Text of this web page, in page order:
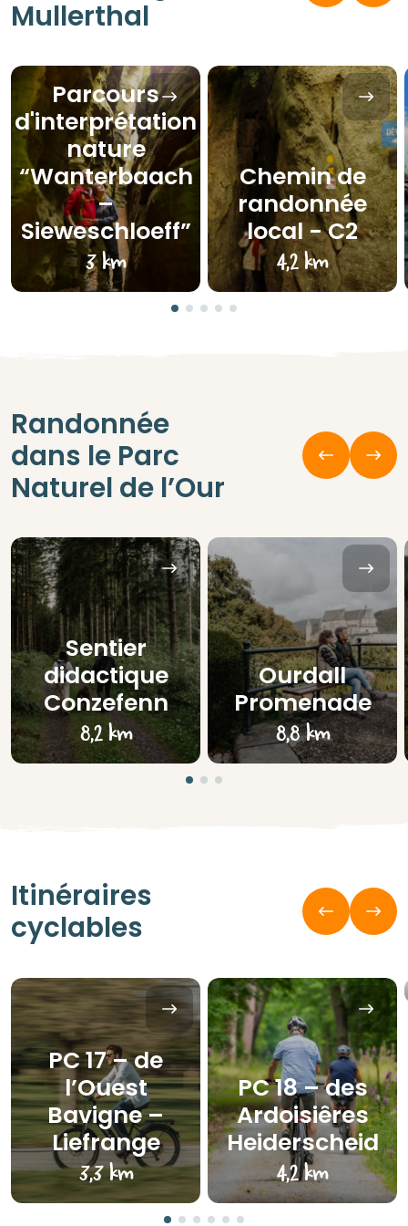
Mullerthal
Parcours
d'interprétation
nature
“Wanterbaach
–
Sieweschloeff”
3 km
Chemin de
randonnée
local - C2
4,2 km
Randonnée
dans le Parc
Naturel de l’Our
Sentier
didactique
Conzefenn
8,2 km
Ourdall
Promenade
8,8 km
Itinéraires
cyclables
PC 17 – de
l’Ouest
Bavigne –
Liefrange
3,3 km
PC 18 – des
Ardoisiêres
Heiderscheid
4,2 km